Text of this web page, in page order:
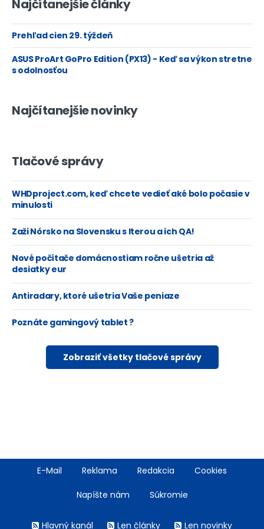
Najčítanejšie články
Prehľad cien 29. týždeň
ASUS ProArt GoPro Edition (PX13) - Keď sa výkon stretne
s odolnosťou
Najčítanejšie novinky
Tlačové správy
WHDproject.com, keď chcete vedieť aké bolo počasie v
minulosti
Zaži Nórsko na Slovensku s Iterou a ich QA!
Nové počítače domácnostiam ročne ušetria až
desiatky eur
Antiradary, ktoré ušetria Vaše peniaze
Poznáte gamingový tablet ?
Zobraziť všetky tlačové správy
FooterE-Mail Reklama Redakcia Cookies
Napíšte nám Súkromie
Hlavný kanál Len články Len novinky